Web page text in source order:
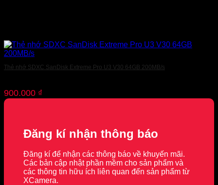
Thẻ nhớ SDXC SanDisk Extreme Pro U3 V30 64GB 200MB/s
900.000 ₫
Đăng kí nhận thông báo
Đăng kí để nhận các thông báo về khuyến mãi.
Các bản cập nhật phần mềm cho sản phẩm và
các thông tin hữu ích liên quan đến sản phẩm từ
XCamera.